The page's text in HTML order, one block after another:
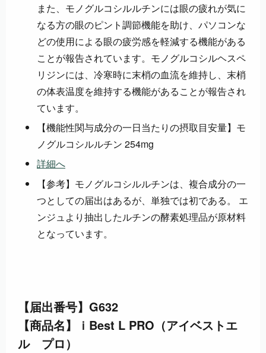
また、モノグルコシルルチンには眼の疲れが気に
なる方の眼のピント調節機能を助け、パソコンな
どの使用による眼の疲労感を軽減する機能がある
ことが報告されています。モノグルコシルヘスペ
リジンには、冷寒時に末梢の血流を維持し、末梢
の体表温度を維持する機能があることが報告され
ています。
【機能性関与成分の一日当たりの摂取目安量】モ
ノグルコシルルチン 254mg
詳細へ
【参考】モノグルコシルルチンは、複合成分の一
つとしての届出はあるが、単独では初である。 エ
ンジュより抽出したルチンの酵素処理品が原材料
となっています。
【届出番号】G632
【商品名】ｉBest L PRO（アイベストエ
ル プロ）